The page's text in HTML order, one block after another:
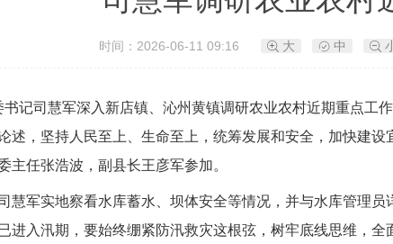
时间：2026-06-11 09:16 大 中
书记司慧军深入新店镇、沁州黄镇调研农业农村近期重点工
述，坚持人民至上、生命至上，统筹发展和安全，加快建
主任张浩波，副县长王彦军参加。
慧军实地察看水库蓄水、坝体安全等情况，并与水库管理
进入汛期，要始终绷紧防汛救灾这根弦，树牢底线思维，